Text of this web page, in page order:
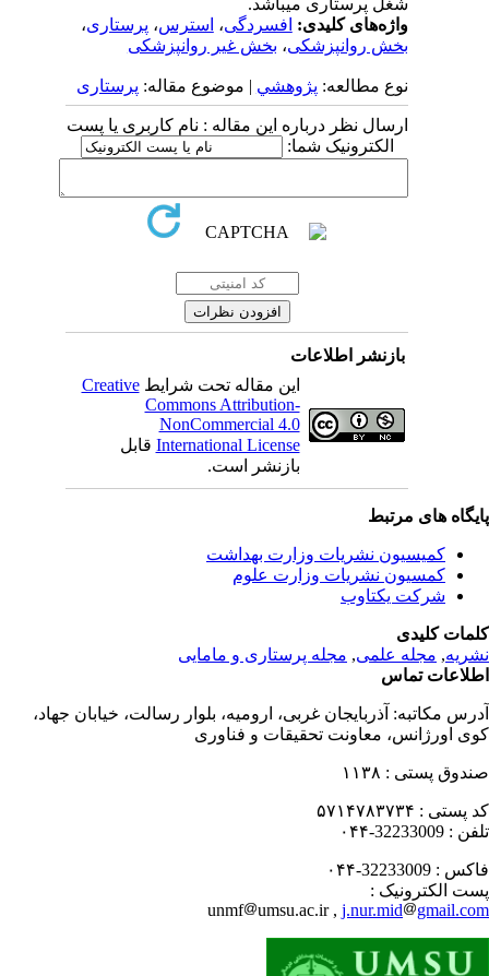
شغل پرستاری می­باشد.
واژه‌های کلیدی:افسردگی،استرس،پرستاری،
بخش روانپزشکی،بخش غیر روانپزشکی
نوع مطالعه:پژوهشي| موضوع مقاله:پرستاری
ارسال نظر درباره این مقاله : نام کاربری یا پست
الکترونیک شما:
بازنشر اطلاعات
این مقاله تحت شرایطCreative
Commons Attribution-
NonCommercial 4.0
International Licenseقابل
بازنشر است.
های مرتبط
کمیسیون نشریات وزارت بهداشت
کمسیون نشریات وزارت علوم
شرکت یکتاوب
کلیدی
,مجله علمی, مجله پرستاری و مامایی
تماس
مکاتبه:آذربایجان غربی، ارومیه، بلوار رسالت، خیابان جهاد،
اورژانس، معاونت تحقیقات و فناوری
پستی : ۱۱۳۸
پستی : ۵۷۱۴۷۸۳۷۳۴
: 32233009-۰۴۴
: 32233009-۰۴۴
الکترونیک :
unmf
umsu.ac.ir ,j.nur.mid